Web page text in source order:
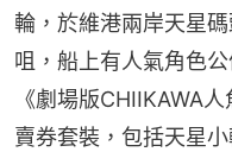
輪，於維港兩岸天星
咀，船上有人氣角色
《劇場版CHIIKAWA
賣券套裝，包括天星